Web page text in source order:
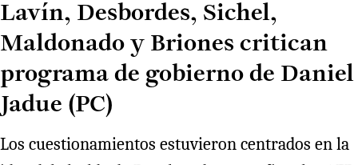
Lavín, Desbordes, Sichel,
Maldonado y Briones critican
programa de gobierno de Daniel
Jadue (PC)
Los cuestionamientos estuvieron centrados en la